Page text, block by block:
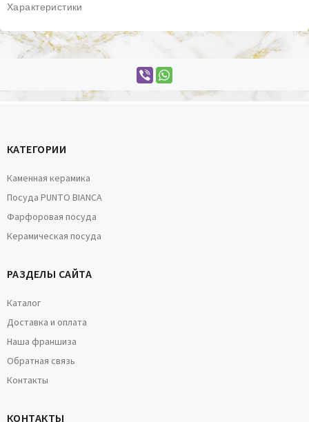
Характеристики
КАТЕГОРИИ
Каменная керамика
Посуда PUNTO BIANCA
Фарфоровая посуда
Керамическая посуда
РАЗДЕЛЫ САЙТА
Каталог
Доставка и оплата
Наша франшиза
Обратная связь
Контакты
КОНТАКТЫ